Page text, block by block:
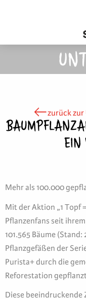
zurück
EIN
Mehr als 100.000
Mit der Aktion „1 Topf
Pflanzenfans seit
101.565 Bäume
Pflanzgefäßen der
Purista+ durch die
Reforestation
Diese beeindruckende